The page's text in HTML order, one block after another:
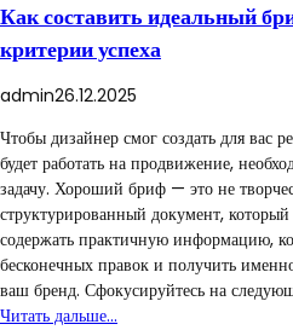
Как составить идеальный
критерии успеха
admin26.12.2025
Чтобы дизайнер смог создать для вас
будет работать на продвижение,
задачу. Хороший бриф — это не
структурированный документ,
содержать практичную информацию,
бесконечных правок и получить
ваш бренд. Сфокусируйтесь на
Читать дальше…